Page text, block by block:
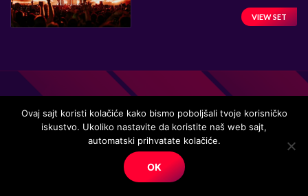
VIEW SET
Handmade in Serbia 15 years ago, while listening to the great
© Copyright. All right reserved.
Ovaj sajt koristi kolačiće kako bismo poboljšali tvoje korisničko
iskustvo. Ukoliko nastavite da koristite naš web sajt,
automatski prihvatate kolačiće.
OK